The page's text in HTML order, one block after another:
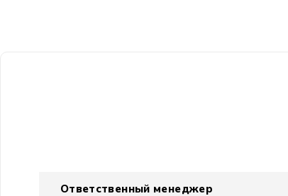
Ответственный менеджер